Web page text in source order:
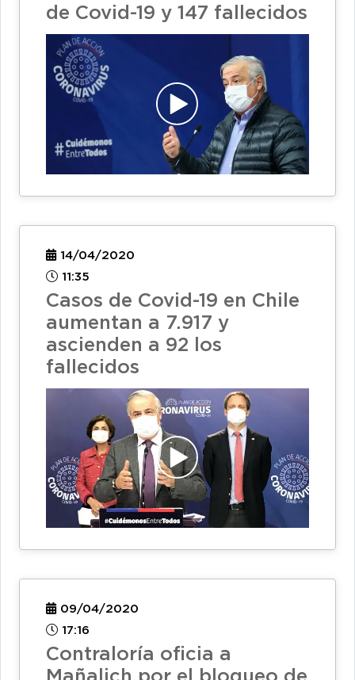
de Covid-19 y 147 fallecidos
14/04/2020
11:35
Casos de Covid-19 en Chile
aumentan a 7.917 y
ascienden a 92 los
fallecidos
09/04/2020
17:16
Contraloría oficia a
Mañalich por el bloqueo de